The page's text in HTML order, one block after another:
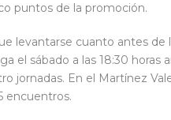
puntos de la promoción.
levantarse cuanto antes de
el sábado a las 18:30
jornadas. En el Martínez
encuentros.